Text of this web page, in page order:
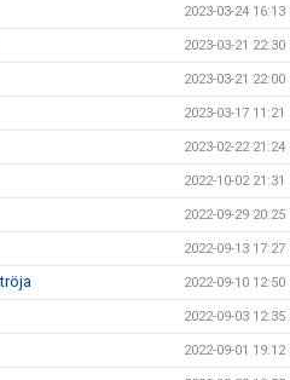
2023-03-24 16:13
2023-03-21 22:30
2023-03-21 22:00
2023-03-17 11:21
2023-02-22 21:24
2022-10-02 21:31
2022-09-29 20:25
2022-09-13 17:27
2022-09-10 12:50
2022-09-03 12:35
2022-09-01 19:12